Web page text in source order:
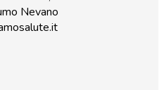
Nevano